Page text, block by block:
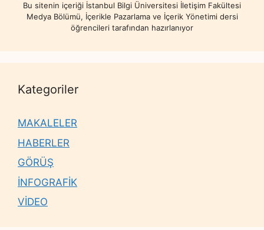
Bu sitenin içeriği İstanbul Bilgi Üniversitesi İletişim Fakültesi
Medya Bölümü, İçerikle Pazarlama ve İçerik Yönetimi dersi
öğrencileri tarafından hazırlanıyor
Kategoriler
MAKALELER
HABERLER
GÖRÜŞ
İNFOGRAFİK
VİDEO